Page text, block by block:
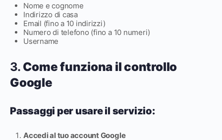
Nome e cognome
Indirizzo di casa
Email (fino a 10 indirizzi)
Numero di telefono (fino a 10 numeri)
Username
3. Come funziona il controllo
Google
Passaggi per usare il servizio:
Accedi al tuo account Google